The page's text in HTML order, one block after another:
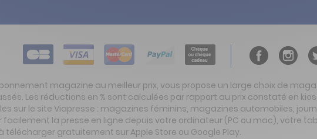
magazine au meilleur prix, vous propose un large choix de
Les réductions en % sont calculées par rapport au prix constaté en
sur le site Viapresse : magazines féminins, magazines automobiles,
la presse en ligne depuis votre ordinateur (PC ou mac), votre
gratuitement sur Apple Store ou Google Play.